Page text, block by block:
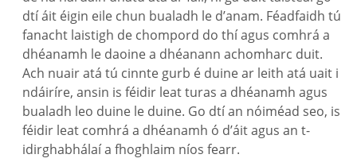
dtí áit éigin eile chun bualadh le d’anam. Féadfaidh tú
fanacht laistigh de chompord do thí agus comhrá a
dhéanamh le daoine a dhéanann achomharc duit.
Ach nuair atá tú cinnte gurb é duine ar leith atá uait i
ndáiríre, ansin is féidir leat turas a dhéanamh agus
bualadh leo duine le duine. Go dtí an nóiméad seo, is
féidir leat comhrá a dhéanamh ó d’áit agus an t-
idirghabhálaí a fhoghlaim níos fearr.